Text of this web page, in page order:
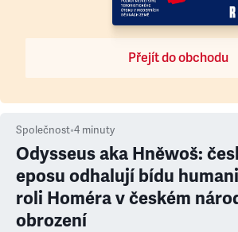
Přejít do obchodu
Společnost•4 minuty
Odysseus aka Hněwoš:
eposu odhalují bídu
roli Homéra v českém
obrození